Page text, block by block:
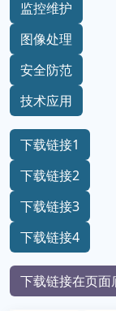
监控维护
图像处理
安全防范
技术应用
下载链接1
下载链接2
下载链接3
下载链接4
下载链接在页面